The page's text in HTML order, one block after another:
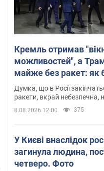
Кремль отримав
можливостей", а
майже без ракет: як
Інтерв’ю з
Думка, що в Росії
ракети, вкрай небезпечна,
8.08.2026 12:00 375
У Києві внаслідок
загинула людина,
четверо. Фото